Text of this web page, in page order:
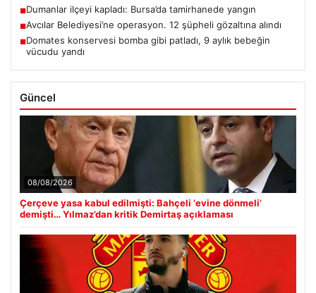
■Dumanlar ilçeyi kapladı: Bursa’da tamirhanede yangın
■Avcılar Belediyesi’ne operasyon. 12 şüpheli gözaltına alındı
■Domates konservesi bomba gibi patladı, 9 aylık bebeğin
vücudu yandı
Güncel
08/08/2026
Çerçeve yasa kabul edilmişti: Bahçeli ‘evine dönmeli’
demişti… Yılmaz’dan kritik Demirtaş açıklaması